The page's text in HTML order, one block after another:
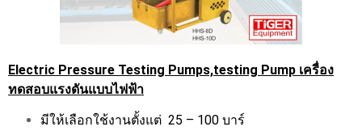
Electric Pressure Testing Pumps,testing Pump เครื่อง
ทดสอบแรงดันแบบไฟฟ้า
มีให้เลือกใช้งานตั้งแต่ 25 – 100 บาร์